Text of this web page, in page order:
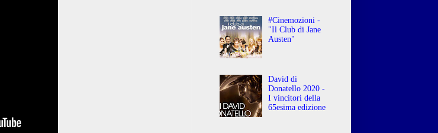
#Cinemozioni -
"Il Club di Jane
Austen"
David di
Donatello 2020 -
I vincitori della
65esima edizione